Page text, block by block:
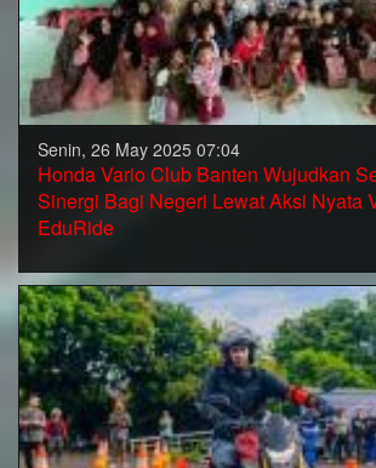
Senin, 26 May 2025 07:04
Honda Vario Club Banten Wujudkan
Sinergi Bagi Negeri Lewat Aksi Nyata
EduRide